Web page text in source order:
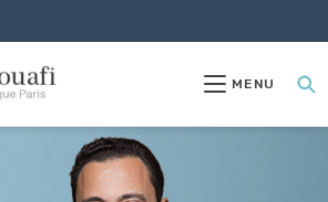
MENU